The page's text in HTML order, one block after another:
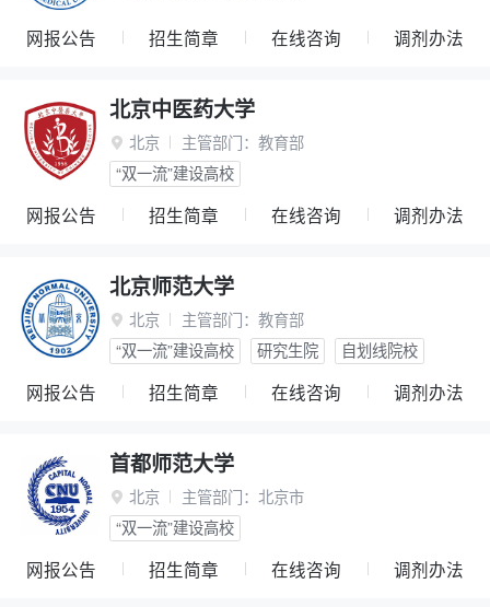
网报公告 招生简章 在线咨询 调剂办法
北京中医药大学
 北京 主管部门： 教育部
“双一流”建设高校
网报公告 招生简章 在线咨询 调剂办法
北京师范大学
 北京 主管部门： 教育部
“双一流”建设高校
研究生院 自划线院校
网报公告 招生简章 在线咨询 调剂办法
首都师范大学
 北京 主管部门： 北京市
“双一流”建设高校
网报公告 招生简章 在线咨询 调剂办法